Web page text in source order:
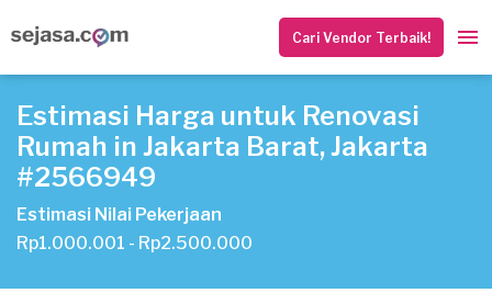
Cari Vendor Terbaik!
Estimasi Harga untuk Renovasi
Rumah in Jakarta Barat, Jakarta
#2566949
Estimasi Nilai Pekerjaan
Rp1.000.001 - Rp2.500.000